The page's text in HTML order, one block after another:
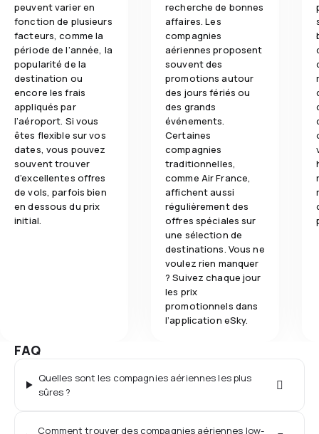
peuvent varier en
fonction de plusieurs
facteurs, comme la
période de l’année, la
popularité de la
destination ou
encore les frais
appliqués par
l’aéroport. Si vous
êtes flexible sur vos
dates, vous pouvez
souvent trouver
d’excellentes offres
de vols, parfois bien
en dessous du prix
initial.
recherche de bonnes
affaires. Les
compagnies
aériennes proposent
souvent des
promotions autour
des jours fériés ou
des grands
événements.
Certaines
compagnies
traditionnelles,
comme Air France,
affichent aussi
régulièrement des
offres spéciales sur
une sélection de
destinations. Vous ne
voulez rien manquer
? Suivez chaque jour
les prix
promotionnels dans
l’application eSky.
FAQ
Quelles sont les compagnies aériennes les plus
sûres ?
Comment trouver des compagnies aériennes low-